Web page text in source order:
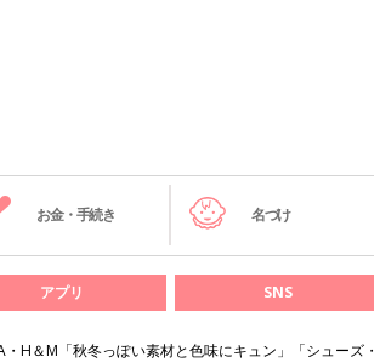
お金・手続き 名づけ
アプリ SNS
・H＆М「秋冬っぽい素材と色味にキュン」「シューズ